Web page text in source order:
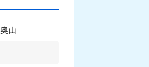
奥山